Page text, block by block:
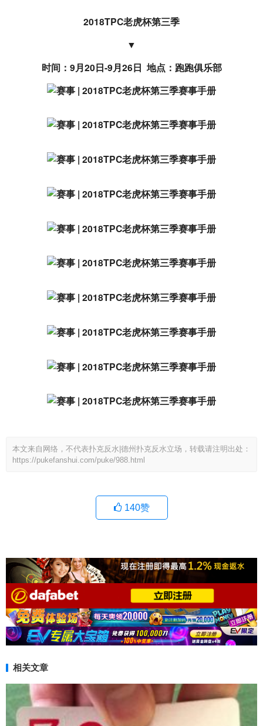
2018TPC老虎杯第三季
▼
时间：9月20日-9月26日  地点：跑跑俱乐部
本文来自网络，不代表扑克反水|德州扑克反水立场，转载请注明出处：
https://pukefanshui.com/puke/988.html
140赞
相关文章